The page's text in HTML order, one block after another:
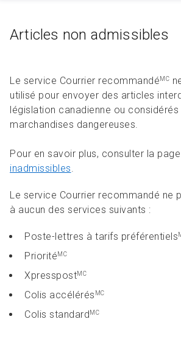
Articles non admissibles
Le service Courrier recommandéMC
utilisé pour envoyer des articles
législation canadienne ou
marchandises dangereuses.
Pour en savoir plus, consulter la page
inadmissibles.
Le service Courrier recommandé ne
à aucun des services suivants :
Poste-lettres à tarifs préférentiels
PrioritéMC
XpresspostMC
Colis accélérés MC
Colis standard MC